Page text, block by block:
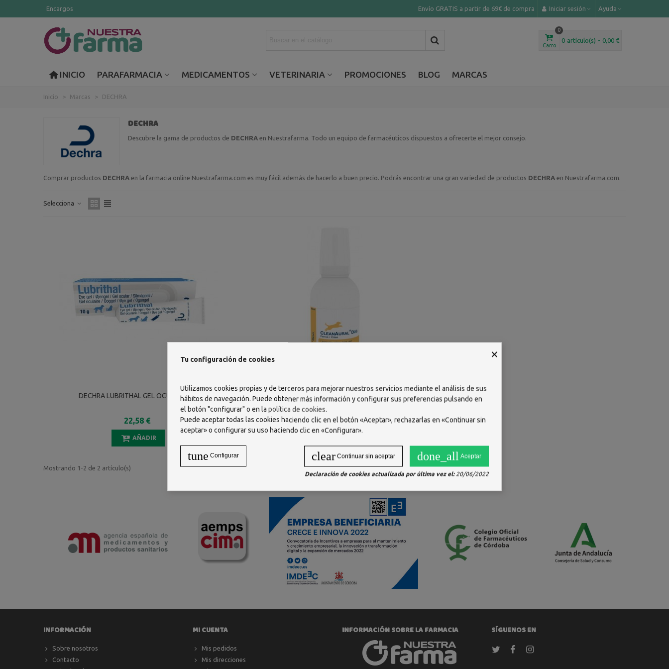
Encargos Envío GRATIS a partir de 69€ de compra Iniciar sesión Ayuda
Carro
0
0 artículo(s) - 0,00 €
INICIO PARAFARMACIA MEDICAMENTOS VETERINARIA PROMOCIONES BLOG MARCAS
Inicio > Marcas > DECHRA
DECHRA
Descubre la gama de productos de DECHRA en Nuestrafarma. Todo un equipo de farmacéuticos dispuestos a ofrecerte el mejor consejo.
Comprar productos DECHRA en la farmacia online Nuestrafarma.com es muy fácil además de hacerlo a buen precio. Podrás encontrar una gran variedad de productos DECHRA en Nuestrafarma.com.
Selecciona
DECHRA LUBRITHAL GEL OCULAR 10 G
22,58 €
AÑADIR
DECHRA CLEANAURAL DOG LIMPIADOR
AURICULAR PARA PERROS 100 ML
16,99 €
Mostrando 1-2 de 2 artículo(s)
INFORMACIÓN
Sobre nosotros
Contacto
MI CUENTA
Mis pedidos
Mis direcciones
INFORMACIÓN SOBRE LA FARMACIA SÍGUENOS EN
×
Tu configuración de cookies
Utilizamos cookies propias y de terceros para mejorar nuestros servicios mediante el análisis de sus
hábitos de navegación. Puede obtener más información y configurar sus preferencias pulsando en
el botón "configurar" o en la política de cookies.
Puede aceptar todas las cookies haciendo clic en el botón «Aceptar», rechazarlas en «Continuar sin
aceptar» o configurar su uso haciendo clic en «Configurar».
done_all Aceptar
clear Continuar sin aceptar
tune Configurar
Declaración de cookies actualizada por última vez el:20/06/2022